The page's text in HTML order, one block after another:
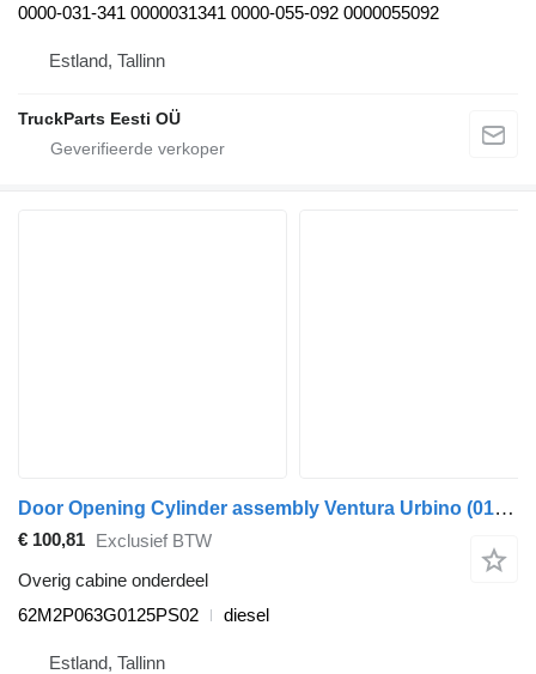
0000-031-341 0000031341 0000-055-092 0000055092
Estland, Tallinn
TruckParts Eesti OÜ
Door Opening Cylinder assembly Ventura Urbino (01.99-) 62M2P063G0125PS02 voor Solaris Urbino, Alpino, Vacanza (1999-) bus
€ 100,81 Exclusief BTW
Overig cabine onderdeel
62M2P063G0125PS02
diesel
Estland, Tallinn